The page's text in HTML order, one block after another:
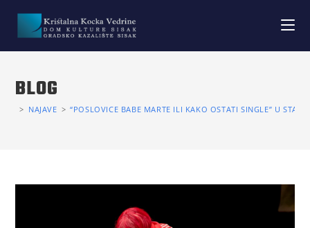
BLOG
> NAJAVE > “POSLOVICE BABE MARTE ILI KAKO OSTATI SINGLE” U